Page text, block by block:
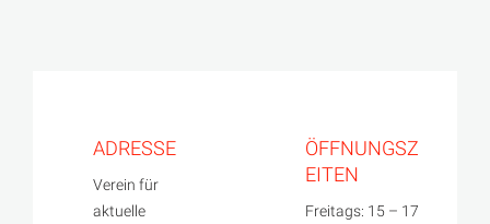
ADRESSE
Verein für
aktuelle
ÖFFNUNGSZ
EITEN
Freitags: 15 – 17